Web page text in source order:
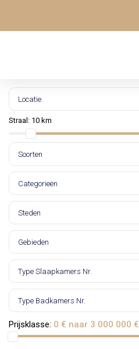
Straal: 10 km
Soorten
Categorieën
Steden
Gebieden
Prijsklasse: 0 € naar 3 000 000 €